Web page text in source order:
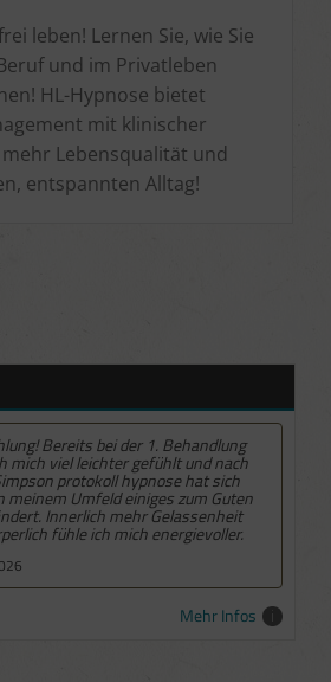
leben! Lernen Sie, wie Sie
und im Privatleben
HL-Hypnose bietet
mit klinischer
Lebensqualität und
entspannten Alltag!
Mein Thema wurde sehr
angesprochen und ich bemerke
der Lösung im Unbewussten eine
Steigerung meiner Lebensqualität...
Energiefresser und Kriechströme
sich, Klarheit stellt sich immer
Mehr Infos